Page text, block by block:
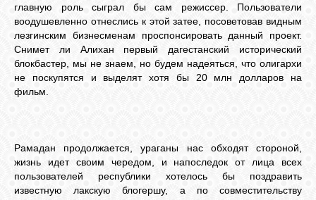
главную роль сыграл бы сам режиссер. Пользователи
воодушевленно отнеслись к этой затее, посоветовав видным
лезгинским бизнесменам проспонсировать данный проект.
Снимет ли Алихан первый дагестанский исторический
блокбастер, мы не знаем, но будем надеяться, что олигархи
не поскупятся и выделят хотя бы 20 млн долларов на
фильм.
Рамадан продолжается, ураганы нас обходят стороной,
жизнь идет своим чередом, и напоследок от лица всех
пользователей республики хотелось бы поздравить
известную лакскую блогершу, а по совместительству